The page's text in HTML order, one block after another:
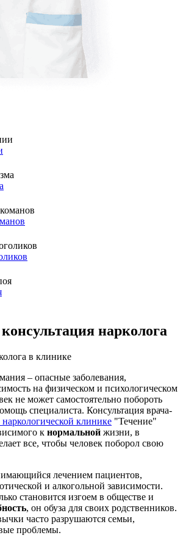
консультация нарколога
– опасные заболевания,
на физическом и психологическом
не может самостоятельно побороть
специалиста. Консультация врача-
наркологической клинике "Течение"
к нормальной жизни, в
все, чтобы человек поборол свою
лечением пациентов,
и алкогольной зависимости.
становится изгоем в обществе и
, он обуза для своих родственников.
часто разрушаются семьи,
проблемы.